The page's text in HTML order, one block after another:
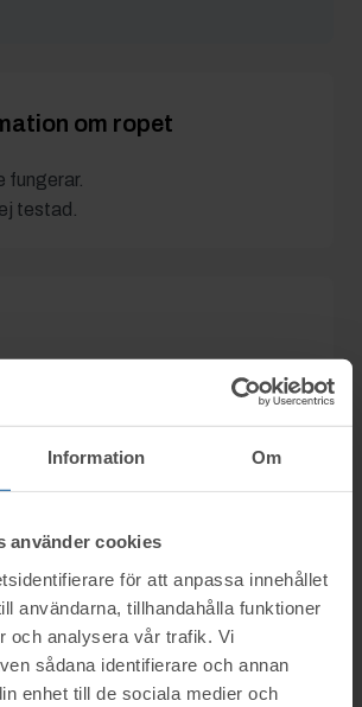
Information Om
använder cookies
för att anpassa innehållet
användarna, tillhandahålla funktioner
och analysera vår trafik. Vi
sådana identifierare och annan
enhet till de sociala medier och
om ropet
fungerar.
testad.
exkl. moms
lastbilssläp, däck m.m.
säljs genom